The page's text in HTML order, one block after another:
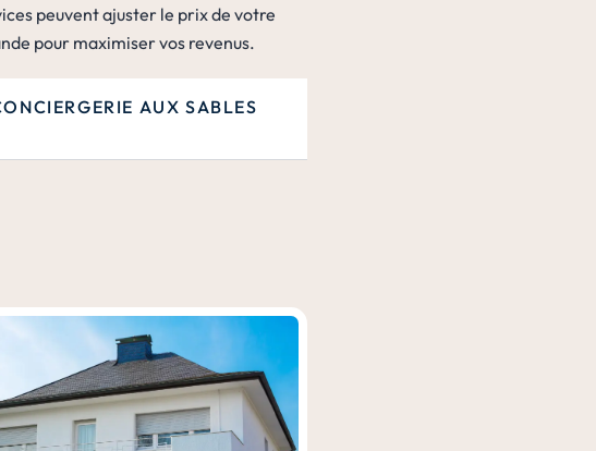
peuvent ajuster le prix de votre
pour maximiser vos revenus.
AUX SABLES